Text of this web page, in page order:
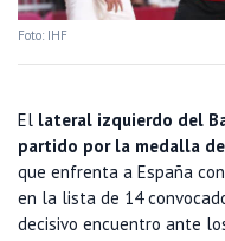
Foto: IHF
El lateral izquierdo del
partido por la medalla
que enfrenta a España
en la lista de 14
decisivo encuentro ante